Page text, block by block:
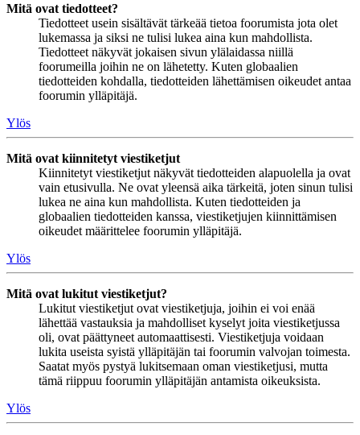
Mitä ovat tiedotteet?
Tiedotteet usein sisältävät tärkeää tietoa foorumista jota olet
lukemassa ja siksi ne tulisi lukea aina kun mahdollista.
Tiedotteet näkyvät jokaisen sivun ylälaidassa niillä
foorumeilla joihin ne on lähetetty. Kuten globaalien
tiedotteiden kohdalla, tiedotteiden lähettämisen oikeudet antaa
foorumin ylläpitäjä.
Ylös
Mitä ovat kiinnitetyt viestiketjut
Kiinnitetyt viestiketjut näkyvät tiedotteiden alapuolella ja ovat
vain etusivulla. Ne ovat yleensä aika tärkeitä, joten sinun tulisi
lukea ne aina kun mahdollista. Kuten tiedotteiden ja
globaalien tiedotteiden kanssa, viestiketjujen kiinnittämisen
oikeudet määrittelee foorumin ylläpitäjä.
Ylös
Mitä ovat lukitut viestiketjut?
Lukitut viestiketjut ovat viestiketjuja, joihin ei voi enää
lähettää vastauksia ja mahdolliset kyselyt joita viestiketjussa
oli, ovat päättyneet automaattisesti. Viestiketjuja voidaan
lukita useista syistä ylläpitäjän tai foorumin valvojan toimesta.
Saatat myös pystyä lukitsemaan oman viestiketjusi, mutta
tämä riippuu foorumin ylläpitäjän antamista oikeuksista.
Ylös